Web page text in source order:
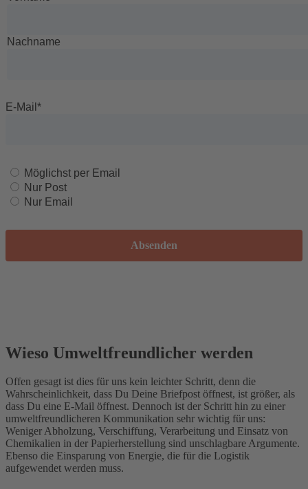
Nachname
E-Mail *
Möglichst per Email
Nur Post
Nur Email
Wieso Umweltfreundlicher werden
Offen gesagt ist dies für uns kein leichter Schritt, denn die
Wahrscheinlichkeit, dass Du Deine Briefpost öffnest, ist größer, als
dass Du eine E-Mail öffnest. Dennoch ist der Schritt hin zu einer
umweltfreundlicheren Kommunikation sehr wichtig für uns:
Weniger Abholzung, Verschiffung, Verarbeitung und Einsatz von
Chemikalien in der Papierherstellung sind unschlagbare Argumente.
Ebenso die Einsparung von Energie, die für die Logistik
aufgewendet werden muss.